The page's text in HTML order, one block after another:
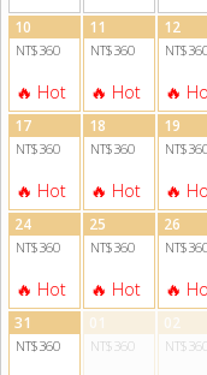
10
NT$360
11
NT$360
12
17
NT$360
18
NT$360
19
24
NT$360
25
NT$360
26
31
NT$360
01
NT$360
02